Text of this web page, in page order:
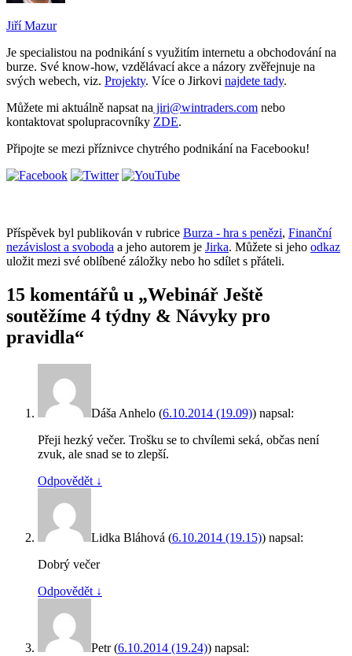
Jiří Mazur
Je specialistou na podnikání s využitím internetu a obchodování na
burze. Své know-how, vzdělávací akce a názory zvěřejnuje na
svých webech, viz. Projekty. Více o Jirkovi najdete tady.
Můžete mi aktuálně napsat na jiri@wintraders.com nebo
kontaktovat spolupracovníky ZDE.
Připojte se mezi příznivce chytrého podnikání na Facebooku!
Příspěvek byl publikován v rubrice Burza - hra s penězi, Finanční
nezávislost a svoboda a jeho autorem je Jirka. Můžete si jeho odkaz
uložit mezi své oblíbené záložky nebo ho sdílet s přáteli.
15 komentářů u „Webinář Ještě
soutěžíme 4 týdny & Návyky pro
pravidla“
Dáša Anhelo (6.10.2014 (19.09)) napsal:
Přeji hezký večer. Trošku se to chvílemi seká, občas není
zvuk, ale snad se to zlepší.
Odpovědět ↓
Lidka Bláhová (6.10.2014 (19.15)) napsal:
Dobrý večer
Odpovědět ↓
Petr(6.10.2014 (19.24)) napsal: